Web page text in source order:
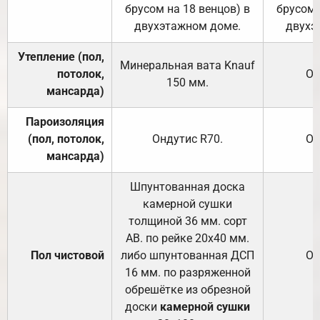
брусом на 18 венцов) в
двухэтажном доме.
брусом
Утепление (пол,
потолок,
мансарда)
Минеральная вата Knauf
150 мм.
Пароизоляция
(пол, потолок,
мансарда)
Ондутис R70.
Пол чистовой
Шпунтованная доска
камерной сушки
толщиной 36 мм. сорт
АВ. по рейке 20х40 мм.
либо шпунтованная ДСП
16 мм. по разряженной
обрешётке из обрезной
доски камерной сушки